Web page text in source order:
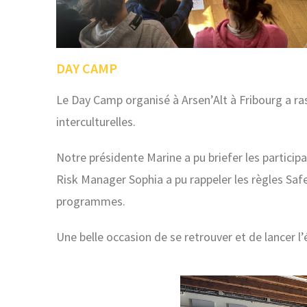
DAY CAMP
Le Day Camp organisé à Arsen’Alt à Fribourg a
interculturelles.
Notre présidente Marine a pu briefer les
Risk Manager Sophia a pu rappeler les règles
programmes.
Une belle occasion de se retrouver et de lancer